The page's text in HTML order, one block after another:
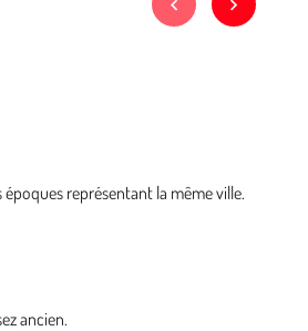
époques représentant la même ville.
ancien.